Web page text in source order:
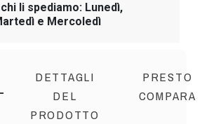
li spediamo: Lunedì,
e Mercoledì
DETTAGLI
DEL
PRODOTTO
PRESTO
COMPARA